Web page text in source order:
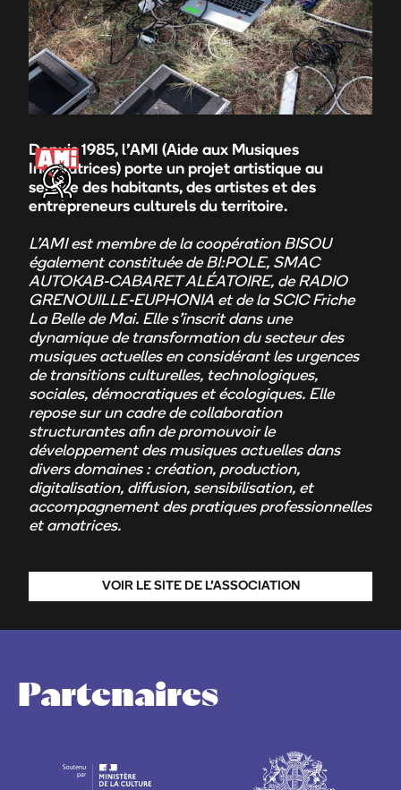
Depuis 1985, l’AMI (Aide aux Musiques
Innovatrices) porte un projet artistique au
service des habitants, des artistes et des
entrepreneurs culturels du territoire.
L’AMI est membre de la coopération BISOU
également constituée de BI:POLE, SMAC
AUTOKAB-CABARET ALÉATOIRE, de RADIO
GRENOUILLE-EUPHONIA et de la SCIC Friche
La Belle de Mai. Elle s’inscrit dans une
dynamique de transformation du secteur des
musiques actuelles en considérant les urgences
de transitions culturelles, technologiques,
sociales, démocratiques et écologiques. Elle
repose sur un cadre de collaboration
structurantes afin de promouvoir le
développement des musiques actuelles dans
divers domaines : création, production,
digitalisation, diffusion, sensibilisation, et
accompagnement des pratiques professionnelles
et amatrices.
VOIR LE SITE DE L’ASSOCIATION
Partenaires